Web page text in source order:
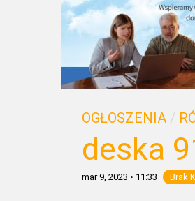
OGŁOSZENIA /
deska
mar 9, 2023 • 11:33 Brak